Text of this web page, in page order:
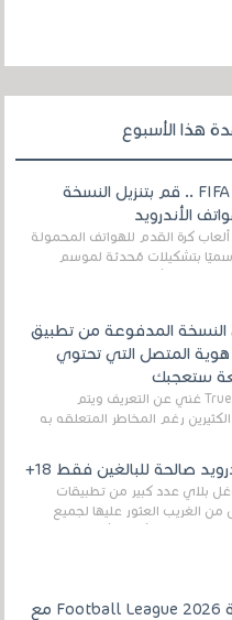
هذا الأسبوع
FIFA 16 MOD 2026 .. قم بتنزيل النسخة
كرة القدم للهواتف المحمولة
بتشكيلات مُحدثة لموسم
المدفوعة من تطبيق
هوية المتصل التي تحتوي
ستعجبك
أصبح تطبيق Truecaller غني عن التعريف ويتم
رغم المخاطر المتعلقه به
صالحة للبالغين فقط 18+
بلاي عدد كبير من تطبيقات
من الغريب العثور عليها لجميع
حمل نسخة لعبة Football League 2026 مع